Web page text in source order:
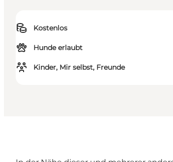
Kostenlos
Hunde erlaubt
Kinder, Mir selbst, Freunde